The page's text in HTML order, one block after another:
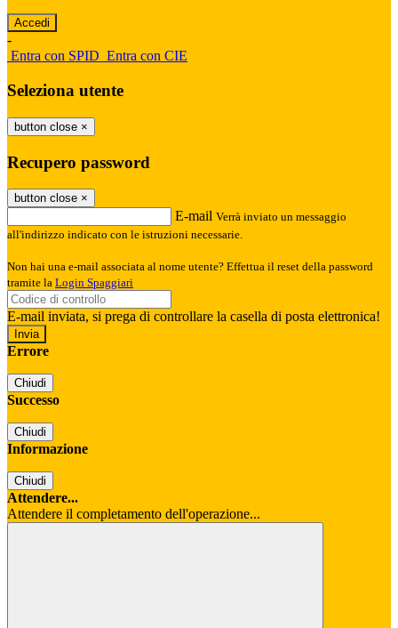
-
Entra con SPID Entra con CIE
Seleziona utente
button close ×
Recupero password
button close ×
E-mail Verrà inviato un messaggio
all'indirizzo indicato con le istruzioni necessarie.
Non hai una e-mail associata al nome utente? Effettua il reset della password
tramite la Login Spaggiari
E-mail inviata, si prega di controllare la casella di posta elettronica!
Errore
Chiudi
Successo
Chiudi
Informazione
Chiudi
Attendere...
Attendere il completamento dell'operazione...